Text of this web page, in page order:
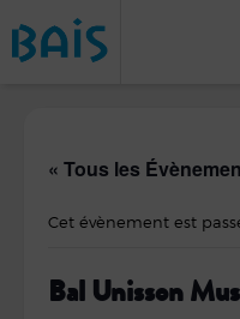
« Tous les
Cet évènement est
Bal Unisson